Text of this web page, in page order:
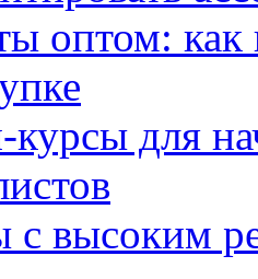
оптом:
курсы для
высоким